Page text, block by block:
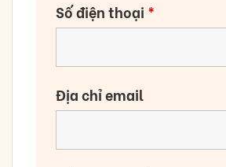
Số điện thoại *
Địa chỉ email